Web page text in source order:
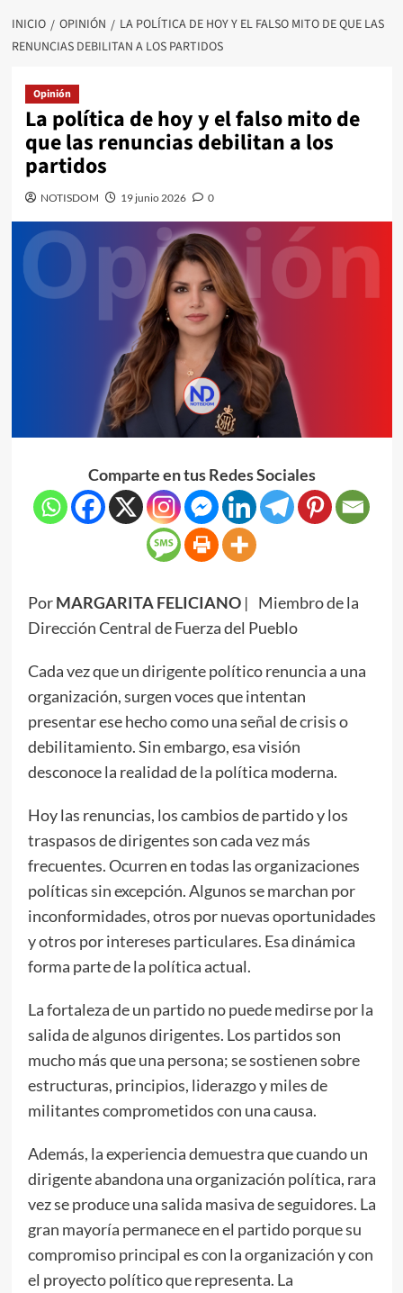
INICIO OPINIÓN
LA POLÍTICA DE HOY Y EL FALSO MITO DE QUE LAS
RENUNCIAS DEBILITAN A LOS PARTIDOS
Opinión
La política de hoy y el falso mito de
que las renuncias debilitan a los
partidos
NOTISDOM 19 junio 2026 0
Comparte en tus Redes Sociales
PorMARGARITA FELICIANO| Miembro de la
Dirección Central de Fuerza del Pueblo
Cada vez que un dirigente político renuncia a una
organización, surgen voces que intentan
presentar ese hecho como una señal de crisis o
debilitamiento. Sin embargo, esa visión
desconoce la realidad de la política moderna.
Hoy las renuncias, los cambios de partido y los
traspasos de dirigentes son cada vez más
frecuentes. Ocurren en todas las organizaciones
políticas sin excepción. Algunos se marchan por
inconformidades, otros por nuevas oportunidades
y otros por intereses particulares. Esa dinámica
forma parte de la política actual.
La fortaleza de un partido no puede medirse por la
salida de algunos dirigentes. Los partidos son
mucho más que una persona; se sostienen sobre
estructuras, principios, liderazgo y miles de
militantes comprometidos con una causa.
Además, la experiencia demuestra que cuando un
dirigente abandona una organización política, rara
vez se produce una salida masiva de seguidores. La
gran mayoría permanece en el partido porque su
compromiso principal es con la organización y con
el proyecto político que representa. La